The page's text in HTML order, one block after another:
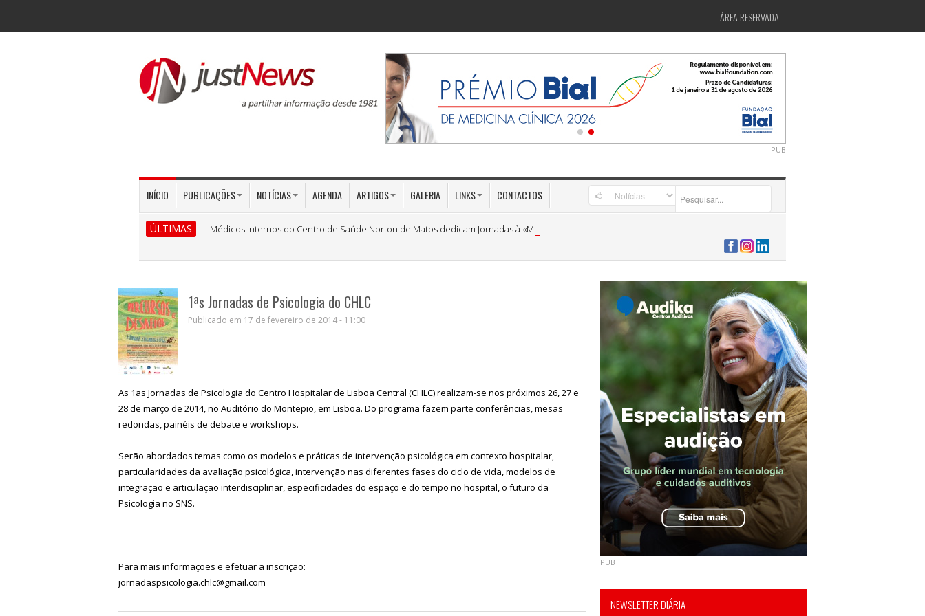
ÁREA RESERVADA
PUB
INÍCIO PUBLICAÇÕES NOTÍCIAS AGENDA ARTIGOS GALERIA LINKS CONTACTOS
ÚLTIMAS Médicos Internos do Centro de Saúde Norton de Matos dedicam Jornadas à «Medicina Preventiva»
1ªs Jornadas de Psicologia do CHLC
Publicado em 17 de fevereiro de 2014 - 11:00
As 1as Jornadas de Psicologia do Centro Hospitalar de Lisboa Central (CHLC) realizam-se nos próximos 26, 27 e
28 de março de 2014, no Auditório do Montepio, em Lisboa. Do programa fazem parte conferências, mesas
redondas, painéis de debate e workshops.
Serão abordados temas como os modelos e práticas de intervenção psicológica em contexto hospitalar,
particularidades da avaliação psicológica, intervenção nas diferentes fases do ciclo de vida, modelos de
integração e articulação interdisciplinar, especificidades do espaço e do tempo no hospital, o futuro da
Psicologia no SNS.
Para mais informações e efetuar a inscrição:
jornadaspsicologia.chlc@gmail.com
PUB
NEWSLETTER DIÁRIA